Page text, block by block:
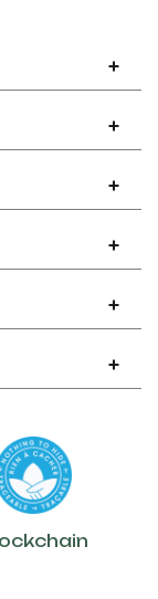
+
+
+
+
+
+